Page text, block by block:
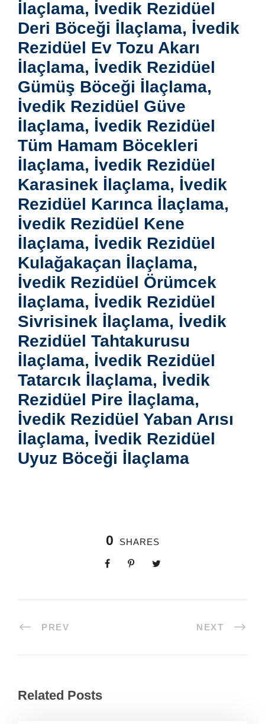
İlaçlama, İvedik Rezidüel
Deri Böceği İlaçlama, İvedik
Rezidüel Ev Tozu Akarı
İlaçlama, İvedik Rezidüel
Gümüş Böceği İlaçlama,
İvedik Rezidüel Güve
İlaçlama, İvedik Rezidüel
Tüm Hamam Böcekleri
İlaçlama, İvedik Rezidüel
Karasinek İlaçlama, İvedik
Rezidüel Karınca İlaçlama,
İvedik Rezidüel Kene
İlaçlama, İvedik Rezidüel
Kulağakaçan İlaçlama,
İvedik Rezidüel Örümcek
İlaçlama, İvedik Rezidüel
Sivrisinek İlaçlama, İvedik
Rezidüel Tahtakurusu
İlaçlama, İvedik Rezidüel
Tatarcık İlaçlama, İvedik
Rezidüel Pire İlaçlama,
İvedik Rezidüel Yaban Arısı
İlaçlama, İvedik Rezidüel
Uyuz Böceği İlaçlama
0 SHARES
PREV NEXT
Related Posts